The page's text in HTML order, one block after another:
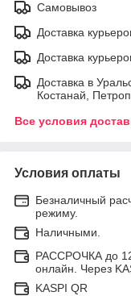
Самовывоз
Доставка
Доставка
Доставка в
Костанай,
Все условия
Условия оплаты
Безналичный
режиму.
Наличными.
РАССРОЧКА до
онлайн. Через
KASPI QR